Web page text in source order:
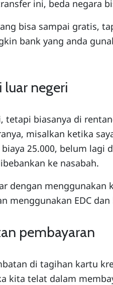
ini, beda negara
bisa sampai gratis,
bank yang anda
luar negeri
tetapi biasanya di
misalkan ketika
25.000, belum lagi
ke nasabah.
dengan
menggunakan EDC
pembayaran
di tagihan kartu
kita telat dalam